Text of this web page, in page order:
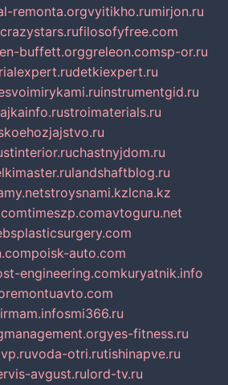
remonta.orgvyitikho.rumirjon.ru
filosofyfree.com
buffett.orggreleon.comsp-or.ru
detkiexpert.ru
instrumentgid.ru
stroimaterials.ru
chastnyjdom.ru
landshaftblog.ru
stroysnami.kzlcna.kz
timeszp.comavtoguru.net
poisk-auto.com
engineering.comkuryatnik.info
smi366.ru
yes-fitness.ru
voda-otri.rutishinapve.ru
avgust.rulord-tv.ru